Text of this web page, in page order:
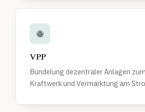
🌐
VPP
Bündelung dezentraler Anlagen
Kraftwerk und Vermarktung am